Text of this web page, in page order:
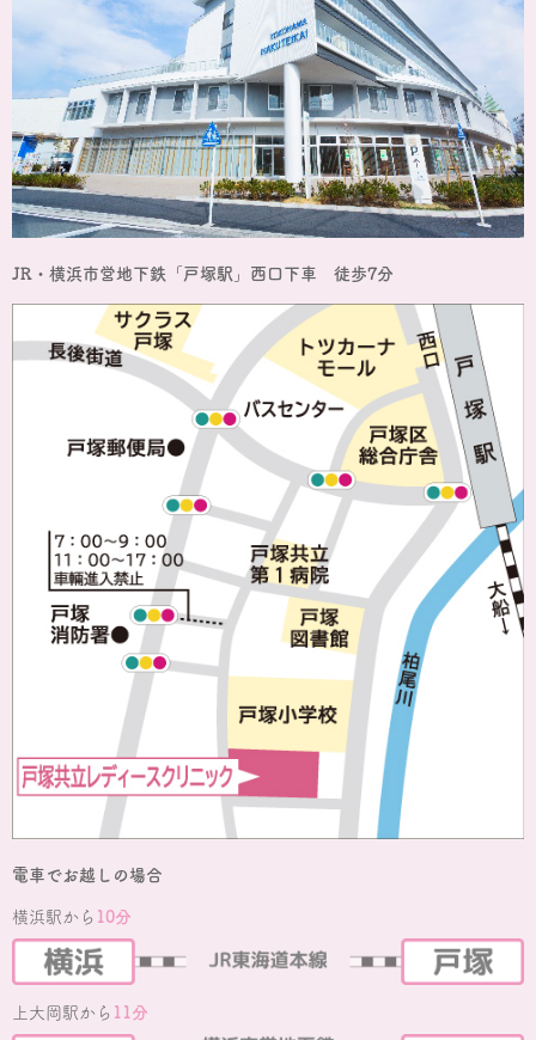
JR・横浜市営地下鉄「戸塚駅」西口下車 徒歩7分
電車でお越しの場合
横浜駅から 10分
上大岡駅から 11分